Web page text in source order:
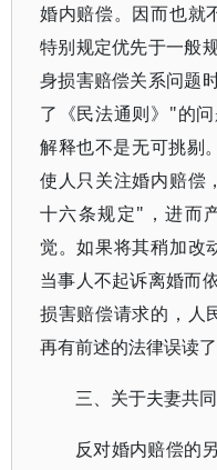
婚内赔偿。因而也就
特别规定优先于一般
身损害赔偿关系问题
了《民法通则》"的
解释也不是无可挑剔
使人只关注婚内赔偿
十六条规定"，进而
觉。如果将其稍加改
当事人不起诉离婚而
损害赔偿请求的，人
再有前述的法律误读了
三、关于夫妻共
反对婚内赔偿的